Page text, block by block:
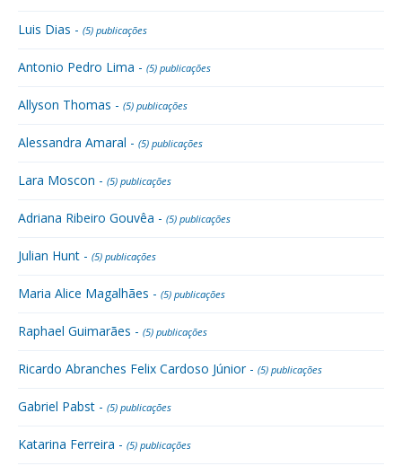
Luis Dias - (5) publicações
Antonio Pedro Lima - (5) publicações
Allyson Thomas - (5) publicações
Alessandra Amaral - (5) publicações
Lara Moscon - (5) publicações
Adriana Ribeiro Gouvêa - (5) publicações
Julian Hunt - (5) publicações
Maria Alice Magalhães - (5) publicações
Raphael Guimarães - (5) publicações
Ricardo Abranches Felix Cardoso Júnior - (5) publicações
Gabriel Pabst - (5) publicações
Katarina Ferreira - (5) publicações